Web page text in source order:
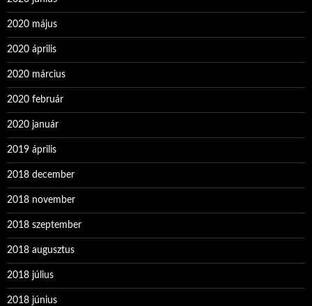
2020 május
2020 április
2020 március
2020 február
2020 január
2019 április
2018 december
2018 november
2018 szeptember
2018 augusztus
2018 július
2018 június